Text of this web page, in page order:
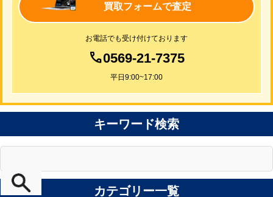
買取フォームで査定
お電話でも受け付けております
0569-21-7375
平日9:00~17:00
キーワード検索
カテゴリー一覧